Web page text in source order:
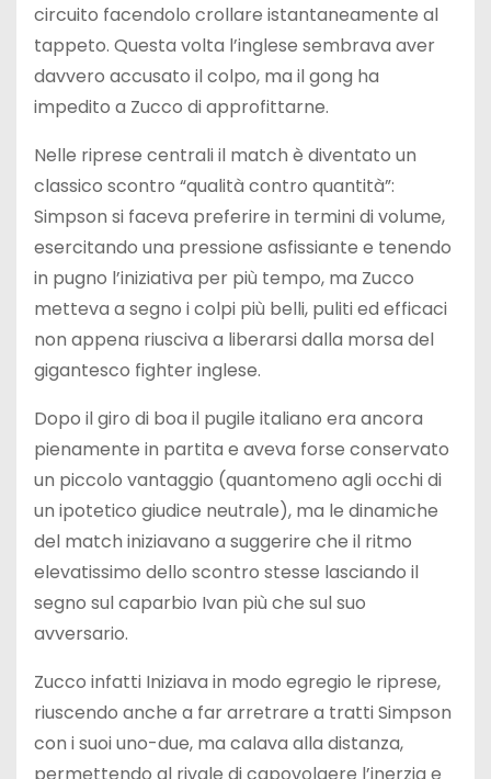
circuito facendolo crollare istantaneamente al
tappeto. Questa volta l’inglese sembrava aver
davvero accusato il colpo, ma il gong ha
impedito a Zucco di approfittarne.
Nelle riprese centrali il match è diventato un
classico scontro “qualità contro quantità”:
Simpson si faceva preferire in termini di volume,
esercitando una pressione asfissiante e tenendo
in pugno l’iniziativa per più tempo, ma Zucco
metteva a segno i colpi più belli, puliti ed efficaci
non appena riusciva a liberarsi dalla morsa del
gigantesco fighter inglese.
Dopo il giro di boa il pugile italiano era ancora
pienamente in partita e aveva forse conservato
un piccolo vantaggio (quantomeno agli occhi di
un ipotetico giudice neutrale), ma le dinamiche
del match iniziavano a suggerire che il ritmo
elevatissimo dello scontro stesse lasciando il
segno sul caparbio Ivan più che sul suo
avversario.
Zucco infatti Iniziava in modo egregio le riprese,
riuscendo anche a far arretrare a tratti Simpson
con i suoi uno-due, ma calava alla distanza,
permettendo al rivale di capovolgere l’inerzia e